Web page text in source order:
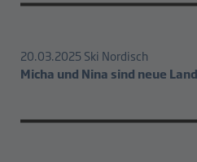
20.03.2025 Ski Nordisch
Micha und Nina sind neue